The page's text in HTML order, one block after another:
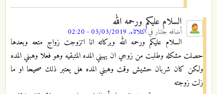
السلام عليكم ورحمه الله
أضافه جلنارفيالثلاثاء, 05/03/2019 - 02:20
السلام عليكم ورحمه الله وبركاته انا اتزوجت زواج متعه وبعدها
حصلت مشكله وطلبت من زوجي ان يهبني المده المتبقيه وهو فعلا وهبني المده
ولكن كان شربان حشيش وقت وهبني المده هل يعتبر ذلك صحيحا او ما
زلت زوجته